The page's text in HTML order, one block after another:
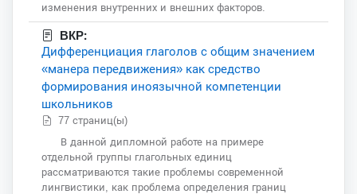
изменения внутренних и внешних факторов.
ВКР:
Дифференциация глаголов с общим значением
«манера передвижения» как средство
формирования иноязычной компетенции
школьников
77 страниц(ы)
В данной дипломной работе на примере
отдельной группы глагольных единиц
рассматриваются такие проблемы современной
лингвистики, как проблема определения границ